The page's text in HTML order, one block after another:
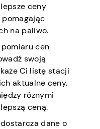
ceny
pomagając
na paliwo.
cen
swoją
Ci listę stacji
aktualne ceny.
różnymi
ceną.
dane o